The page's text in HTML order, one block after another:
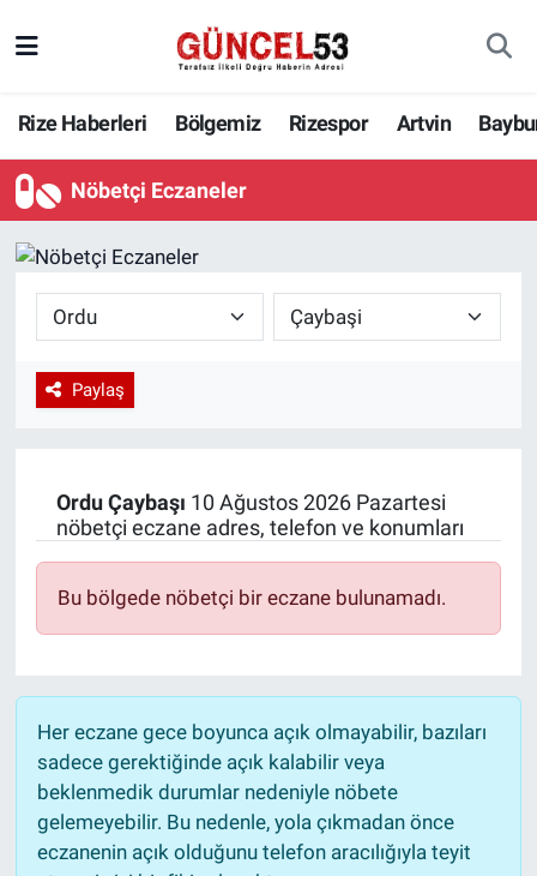
Rize Haberleri Bölgemiz Rizespor Artvin
Nöbetçi Eczaneler
Paylaş
Ordu Çaybaşı 10 Ağustos 2026 Pazartesi
nöbetçi eczane adres, telefon ve konumları
Bu bölgede nöbetçi bir eczane bulunamadı.
Her eczane gece boyunca açık olmayabilir, bazıları
sadece gerektiğinde açık kalabilir veya
beklenmedik durumlar nedeniyle nöbete
gelemeyebilir. Bu nedenle, yola çıkmadan önce
eczanenin açık olduğunu telefon aracılığıyla teyit